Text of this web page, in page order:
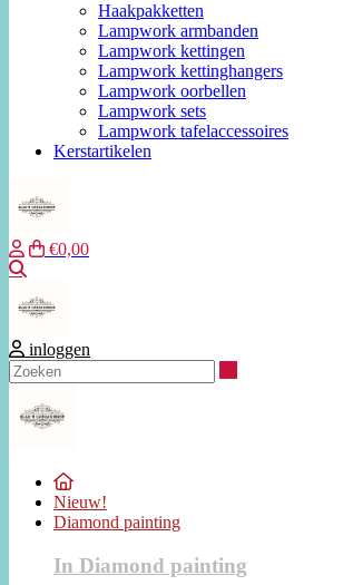
Haakpakketten
Lampwork armbanden
Lampwork kettingen
Lampwork kettinghangers
Lampwork oorbellen
Lampwork sets
Lampwork tafelaccessoires
Kerstartikelen
€0,00
inloggen
Nieuw!
Diamond painting
In Diamond painting